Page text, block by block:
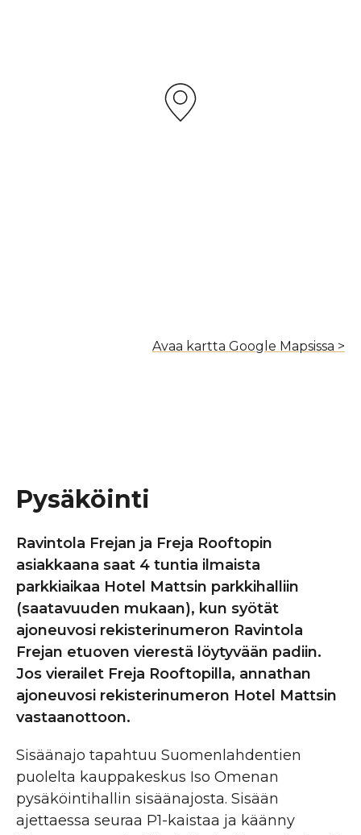
Avaa kartta Google Mapsissa >
Pysäköinti
Ravintola Frejan ja Freja Rooftopin
asiakkaana saat 4 tuntia ilmaista
parkkiaikaa Hotel Mattsin parkkihalliin
(saatavuuden mukaan), kun syötät
ajoneuvosi rekisterinumeron Ravintola
Frejan etuoven vierestä löytyvään padiin.
Jos vierailet Freja Rooftopilla, annathan
ajoneuvosi rekisterinumeron Hotel Mattsin
vastaanottoon.
Sisäänajo tapahtuu Suomenlahdentien
puolelta kauppakeskus Iso Omenan
pysäköintihallin sisäänajosta. Sisään
ajettaessa seuraa P1-kaistaa ja käänny